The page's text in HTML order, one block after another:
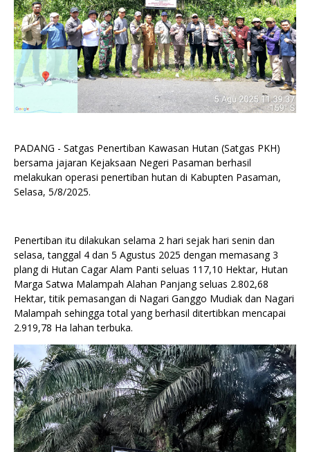
PADANG - Satgas Penertiban Kawasan Hutan (Satgas PKH)
bersama jajaran Kejaksaan Negeri Pasaman berhasil
melakukan operasi penertiban hutan di Kabupten Pasaman,
Selasa, 5/8/2025.
Penertiban itu dilakukan selama 2 hari sejak hari senin dan
selasa, tanggal 4 dan 5 Agustus 2025 dengan memasang 3
plang di Hutan Cagar Alam Panti seluas 117,10 Hektar, Hutan
Marga Satwa Malampah Alahan Panjang seluas 2.802,68
Hektar, titik pemasangan di Nagari Ganggo Mudiak dan Nagari
Malampah sehingga total yang berhasil ditertibkan mencapai
2.919,78 Ha lahan terbuka.